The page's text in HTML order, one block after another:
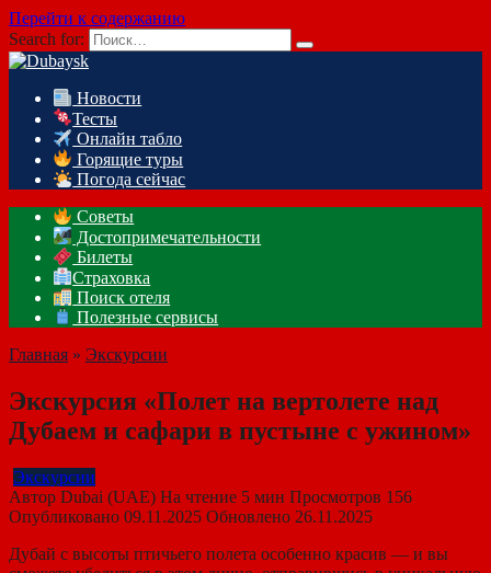
Перейти к содержанию
Search for:
Новости
Тесты
Онлайн табло
Горящие туры
Погода сейчас
Советы
Достопримечательности
Билеты
Страховка
Поиск отеля
Полезные сервисы
Главная » Экскурсии
Экскурсия «Полет на вертолете над
Дубаем и сафари в пустыне с ужином»
Экскурсии
Автор Dubai (UAE) На чтение 5 мин Просмотров 156
Опубликовано 09.11.2025 Обновлено 26.11.2025
Дубай с высоты птичьего полета особенно красив — и вы